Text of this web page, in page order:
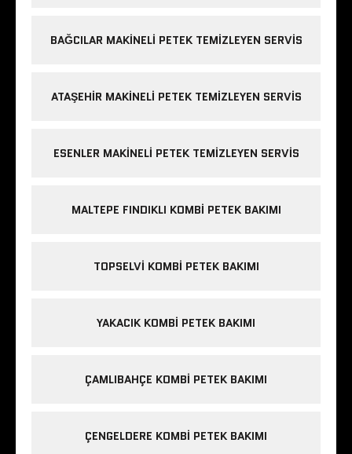
BAĞCILAR MAKINELI PETEK TEMIZLEYEN SERVIS
ATAŞEHIR MAKINELI PETEK TEMIZLEYEN SERVIS
ESENLER MAKINELI PETEK TEMIZLEYEN SERVIS
MALTEPE FINDIKLI KOMBI PETEK BAKIMI
TOPSELVI KOMBI PETEK BAKIMI
YAKACIK KOMBI PETEK BAKIMI
ÇAMLIBAHÇE KOMBI PETEK BAKIMI
ÇENGELDERE KOMBI PETEK BAKIMI